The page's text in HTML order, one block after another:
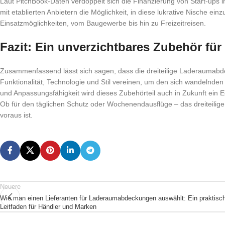
mit etablierten Anbietern die Möglichkeit, in diese lukrative Nische
Einsatzmöglichkeiten, vom Baugewerbe bis hin zu Freizeitreisen.
Fazit: Ein unverzichtbares Zubehör
Zusammenfassend lässt sich sagen, dass die dreiteilige
Funktionalität, Technologie und Stil vereinen, um den sich
und Anpassungsfähigkeit wird dieses Zubehörteil auch in Zukunft
Ob für den täglichen Schutz oder Wochenendausflüge – das
voraus ist.
Neuere
Wie man einen Lieferanten für Laderaumabdeckungen auswählt: Ein
Leitfaden für Händler und Marken